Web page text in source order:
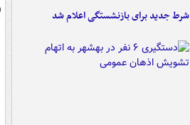
شرط جدید برای بازنشستگی اعلام شد